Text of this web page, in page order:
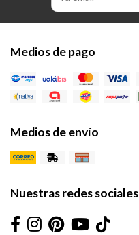
Medios de pago
Medios de envío
Nuestras redes sociales